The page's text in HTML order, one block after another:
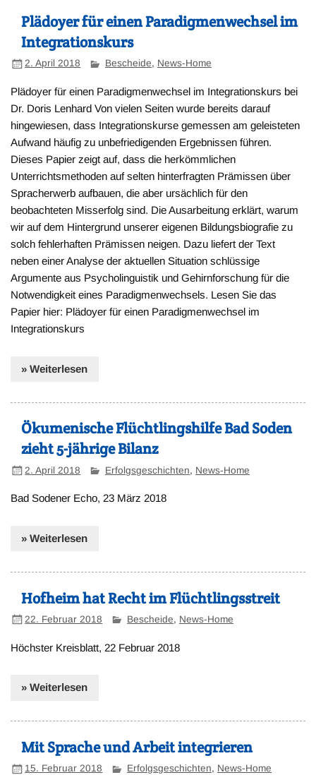
Plädoyer für einen Paradigmenwechsel im
Integrationskurs
2. April 2018 Bescheide, News-Home
Plädoyer für einen Paradigmenwechsel im Integrationskurs bei
Dr. Doris Lenhard Von vielen Seiten wurde bereits darauf
hingewiesen, dass Integrationskurse gemessen am geleisteten
Aufwand häufig zu unbefriedigenden Ergebnissen führen.
Dieses Papier zeigt auf, dass die herkömmlichen
Unterrichtsmethoden auf selten hinterfragten Prämissen über
Spracherwerb aufbauen, die aber ursächlich für den
beobachteten Misserfolg sind. Die Ausarbeitung erklärt, warum
wir auf dem Hintergrund unserer eigenen Bildungsbiografie zu
solch fehlerhaften Prämissen neigen. Dazu liefert der Text
neben einer Analyse der aktuellen Situation schlüssige
Argumente aus Psycholinguistik und Gehirnforschung für die
Notwendigkeit eines Paradigmenwechsels. Lesen Sie das
Papier hier: Plädoyer für einen Paradigmenwechsel im
Integrationskurs
» Weiterlesen
Ökumenische Flüchtlingshilfe Bad Soden
zieht 5-jährige Bilanz
2. April 2018 Erfolgsgeschichten, News-Home
Bad Sodener Echo, 23 März 2018
» Weiterlesen
Hofheim hat Recht im Flüchtlingsstreit
22. Februar 2018 Bescheide, News-Home
Höchster Kreisblatt, 22 Februar 2018
» Weiterlesen
Mit Sprache und Arbeit integrieren
15. Februar 2018 Erfolgsgeschichten, News-Home